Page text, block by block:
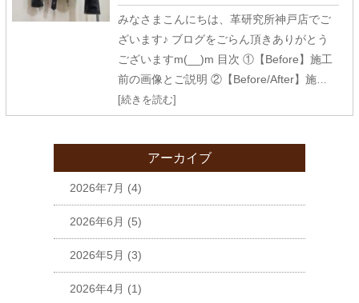
みなさまこんにちは、革研究所神戸店でご
ざいます♪ ブログをごらん頂きありがとう
ございますm(__)m 目次 ①【Before】施工
前の画像とご説明 ②【Before/After】施…
[続きを読む]
アーカイブ
2026年7月 (4)
2026年6月 (5)
2026年5月 (3)
2026年4月 (1)